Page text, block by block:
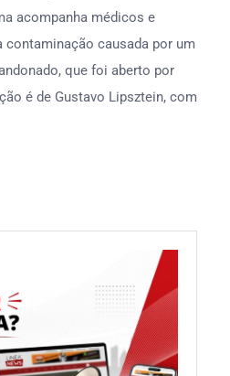
acompanha médicos e
causada por um
que foi aberto por
é de Gustavo Lipsztein, com